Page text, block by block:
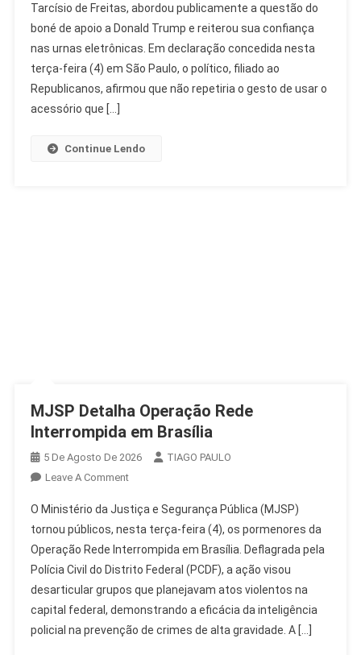
Freitas:
Boné
De
Trump
E
Tarcísio de Freitas, abordou publicamente a questão do
boné de apoio a Donald Trump e reiterou sua confiança
nas urnas eletrônicas. Em declaração concedida nesta
terça-feira (4) em São Paulo, o político, filiado ao
Republicanos, afirmou que não repetiria o gesto de usar o
acessório que […]
Continue Lendo
MJSP Detalha Operação Rede
Interrompida em Brasília
5 De Agosto De 2026
TIAGO PAULO
Leave A CommentOn
Detalha
Operação
Rede
Interrompida
Em
Brasília
O Ministério da Justiça e Segurança Pública (MJSP)
tornou públicos, nesta terça-feira (4), os pormenores da
Operação Rede Interrompida em Brasília. Deflagrada pela
Polícia Civil do Distrito Federal (PCDF), a ação visou
desarticular grupos que planejavam atos violentos na
capital federal, demonstrando a eficácia da inteligência
policial na prevenção de crimes de alta gravidade. A […]